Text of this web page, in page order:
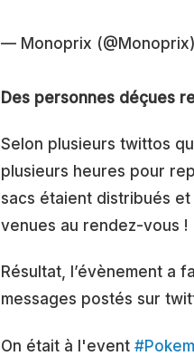
— Monoprix (@Monoprix)
Des personnes déçues
Selon plusieurs twittos
plusieurs heures pour
sacs étaient distribués
venues au rendez-vous !
Résultat, l’évènement a
messages postés sur
On était à l'event